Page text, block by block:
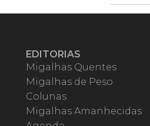
EDITORIAS
Migalhas Quentes
Migalhas de Peso
Colunas
Migalhas Amanhecidas